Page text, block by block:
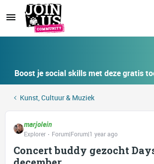
Boost je social skills met deze gratis
Kunst, Cultuur & Muziek
marjolein
Explorer Forum|Forum|1 year ago
Concert buddy gezocht